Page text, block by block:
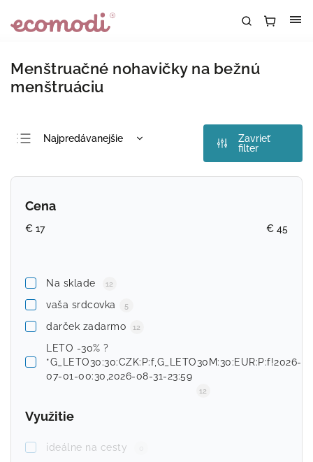
Menštruačné nohavičky na bežnú
menštruáciu
Najpredávanejšie
Abecedne
Zavrieť
filter
Cena
€ 17 € 45
Na sklade 12
vaša srdcovka 5
darček zadarmo 12
LETO -30% ?
*G_LETO30:30:CZK:P:f,G_LETO30M:30:EUR:P:f!2026-
07-01-00:30,2026-08-31-23:59
12
Využitie
ideálne na cesty